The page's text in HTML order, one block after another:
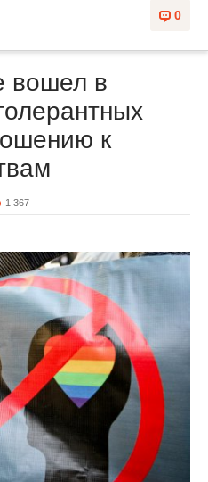
0
вошел в
к
1 367